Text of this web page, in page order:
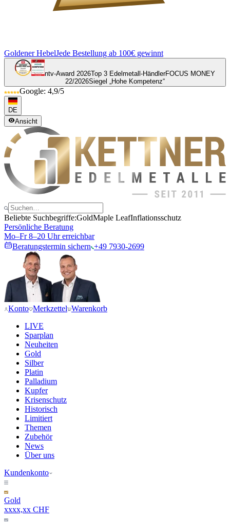
Goldener HebelJede Bestellung ab 100€ gewinnt
ntv-Award 2026Top 3 Edelmetall-HändlerFOCUS MONEY
22/2026Siegel „Hohe Kompetenz“
Google: 4,9/5
DE
Ansicht
Beliebte Suchbegriffe:GoldMaple LeafInflationsschutz
Persönliche Beratung
Mo–Fr 8–20 Uhr erreichbar
Beratungstermin sichern +49 7930-2699
Konto Merkzettel Warenkorb
LIVE
Sparplan
Neuheiten
Gold
Silber
Platin
Palladium
Kupfer
Krisenschutz
Historisch
Limitiert
Themen
Zubehör
News
Über uns
Kundenkonto
Gold
xxxx,xx CHF